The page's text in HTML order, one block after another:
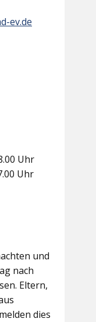
ev.de
Uhr
Uhr
und
nach
Eltern,
dies